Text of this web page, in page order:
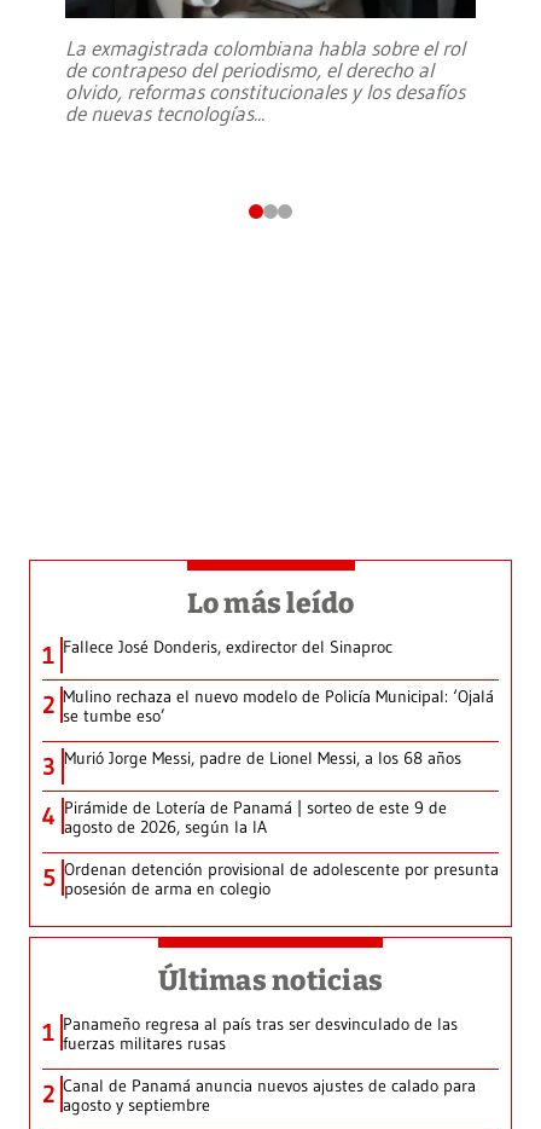
La exmagistrada colombiana habla sobre el rol
de contrapeso del periodismo, el derecho al
olvido, reformas constitucionales y los desafíos
de nuevas tecnologías...
Lo más leído
1 Fallece José Donderis, exdirector del Sinaproc
2 Mulino rechaza el nuevo modelo de Policía Municipal: ‘Ojalá
se tumbe eso’
3 Murió Jorge Messi, padre de Lionel Messi, a los 68 años
4 Pirámide de Lotería de Panamá | sorteo de este 9 de
agosto de 2026, según la IA
5 Ordenan detención provisional de adolescente por presunta
posesión de arma en colegio
Últimas noticias
1 Panameño regresa al país tras ser desvinculado de las
fuerzas militares rusas
2 Canal de Panamá anuncia nuevos ajustes de calado para
agosto y septiembre